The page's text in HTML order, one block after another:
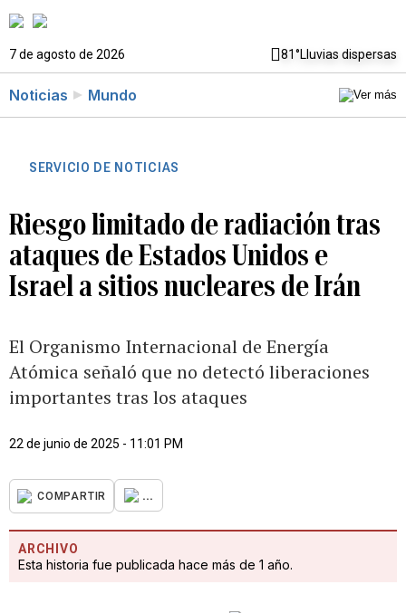
7 de agosto de 2026 81°Lluvias dispersas
Noticias Mundo
SERVICIO DE NOTICIAS
Riesgo limitado de radiación tras
ataques de Estados Unidos e
Israel a sitios nucleares de Irán
El Organismo Internacional de Energía
Atómica señaló que no detectó liberaciones
importantes tras los ataques
22 de junio de 2025 - 11:01 PM
COMPARTIR ...
ARCHIVO
Esta historia fue publicada hace más de 1 año.